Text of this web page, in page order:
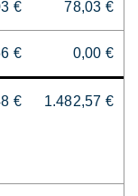
€ 78,03 €
€ 0,00 €
€ 1.482,57 €